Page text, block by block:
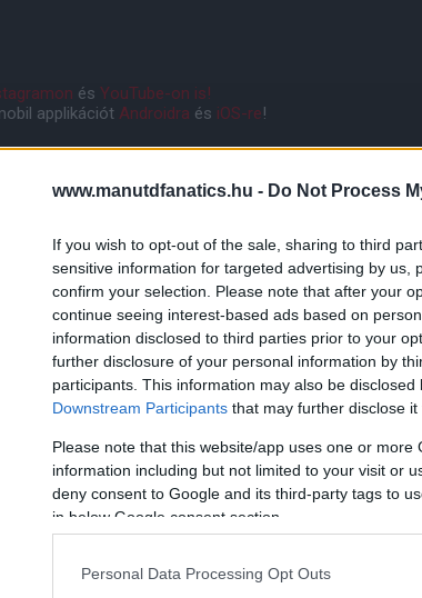
www.manutdfanatics.hu - Do Not Process
If you wish to opt-out of the sale, sharing to third
sensitive information for targeted advertising by us,
confirm your selection. Please note that after your
continue seeing interest-based ads based on
information disclosed to third parties prior to your
further disclosure of your personal information by
participants. This information may also be
Downstream Participants that may further disclose it
Please note that this website/app uses one or
information including but not limited to your visit or
deny consent to Google and its third-party tags to
in below Google consent section.
Personal Data Processing Opt Outs
és YouTube-on is!
applikációt Androidra és iOS-re!
adományoddal a ManUtdFanatics.hu működését!